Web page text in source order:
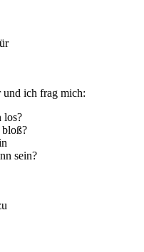
und ich frag mich:
los?
sein?